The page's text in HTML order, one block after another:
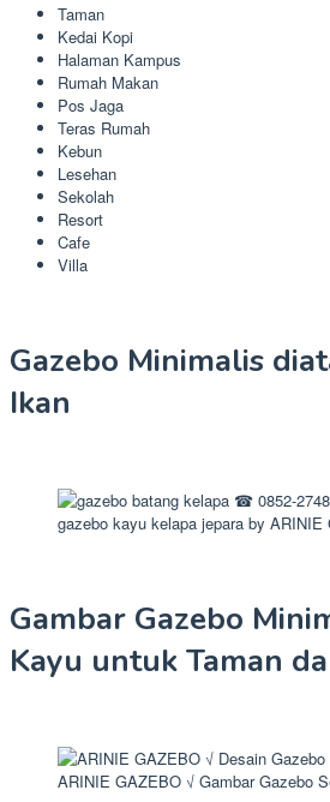
Taman
Kedai Kopi
Halaman Kampus
Rumah Makan
Pos Jaga
Teras Rumah
Kebun
Lesehan
Sekolah
Resort
Cafe
Villa
Gazebo Minimalis
Ikan
gazebo kayu kelapa jepara by
Gambar Gazebo
Kayu untuk Taman
ARINIE GAZEBO √ Gambar Gazebo